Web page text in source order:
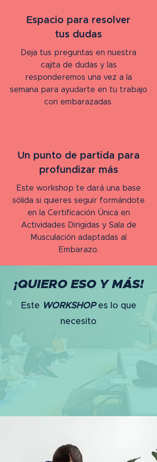
Espacio para resolver
tus dudas
Deja tus preguntas en nuestra
cajita de dudas y las
responderemos una vez a la
semana para ayudarte en tu trabajo
con embarazadas.
Un punto de partida para
profundizar más
Este workshop te dará una base
sólida si quieres seguir formándote
en la Certificación Única en
Actividades Dirigidas y Sala de
Musculación adaptadas al
Embarazo.
¡QUIERO ESO Y MÁS!
Este WORKSHOP es lo que
necesito